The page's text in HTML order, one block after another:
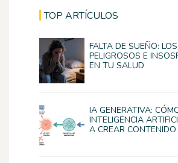
TOP ARTÍCULOS
FALTA DE SUEÑO:
PELIGROSOS E
EN TU SALUD
IA GENERATIVA:
INTELIGENCIA
A CREAR CONTENIDO